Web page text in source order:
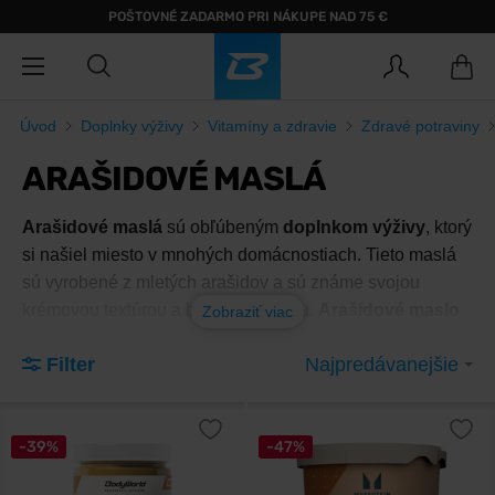
POŠTOVNÉ ZADARMO PRI NÁKUPE NAD 75 €
Úvod Doplnky výživy Vitamíny a zdravie Zdravé potraviny
ARAŠIDOVÉ MASLÁ
Arašidové maslá sú obľúbeným doplnkom výživy, ktorý
si našiel miesto v mnohých domácnostiach. Tieto maslá
sú vyrobené z mletých arašidov a sú známe svojou
krémovou textúrou a bohatou chuťou.
voľbu pre tých, ktorí hľadajú zdravé a chutné spôsoby,
Jedným z hlavných dôvodov, prečo ľudia siahajú po
arašidovom masle
, je jeho vysoký obsahbielkovín.
Zobraziť viac
Filter Najpredávanejšie
-39% -47%